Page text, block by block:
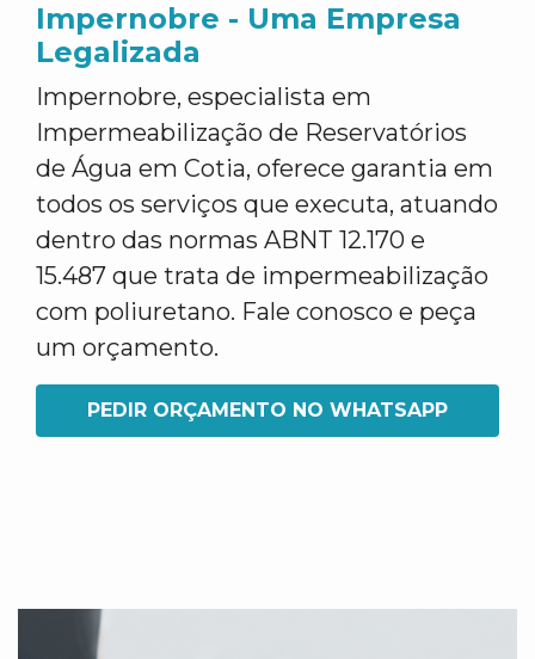
Impernobre - Uma Empresa
Legalizada
Impernobre, especialista em
Impermeabilização de Reservatórios
de Água em Cotia, oferece garantia em
todos os serviços que executa, atuando
dentro das normas ABNT 12.170 e
15.487 que trata de impermeabilização
com poliuretano. Fale conosco e peça
um orçamento.
PEDIR ORÇAMENTO NO WHATSAPP